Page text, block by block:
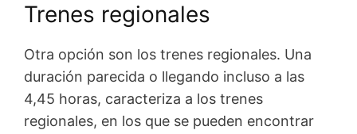
Trenes regionales
Otra opción son los trenes regionales. Una
duración parecida o llegando incluso a las
4,45 horas, caracteriza a los trenes
regionales, en los que se pueden encontrar